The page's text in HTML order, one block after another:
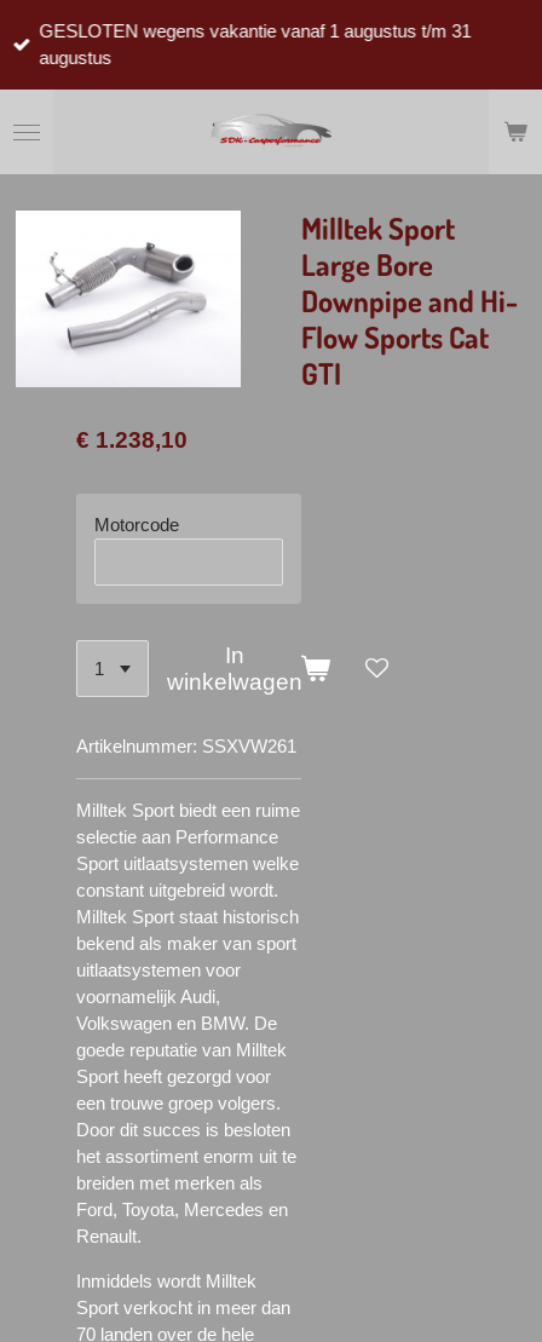
direct
hoofdinhoud
GESLOTEN wegens vakantie vanaf 1 augustus t/m 31
augustus
Milltek Sport
Large Bore
Downpipe and Hi-
Flow Sports Cat
GTI
€ 1.238,10
Motorcode
In
winkelwagen
Artikelnummer: SSXVW261
Milltek Sport biedt een ruime
selectie aan Performance
Sport uitlaatsystemen welke
constant uitgebreid wordt.
Milltek Sport staat historisch
bekend als maker van sport
uitlaatsystemen voor
voornamelijk Audi,
Volkswagen en BMW. De
goede reputatie van Milltek
Sport heeft gezorgd voor
een trouwe groep volgers.
Door dit succes is besloten
het assortiment enorm uit te
breiden met merken als
Ford, Toyota, Mercedes en
Renault.
Inmiddels wordt Milltek
Sport verkocht in meer dan
70 landen over de hele